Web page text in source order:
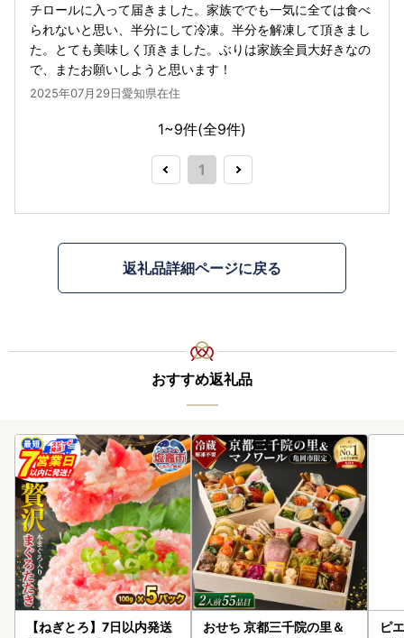
チロールに入って届きました。家族ででも一気に全ては食べ
られないと思い、半分にして冷凍。半分を解凍して頂きまし
た。とても美味しく頂きました。ぶりは家族全員大好きなの
で、またお願いしようと思います！
2025年07月29日愛知県在住
1~9件(全9件)
1
返礼品詳細ページに戻る
おすすめ返礼品
【ねぎとろ】7日以内発送
おせち 京都三千院の里＆
ピ